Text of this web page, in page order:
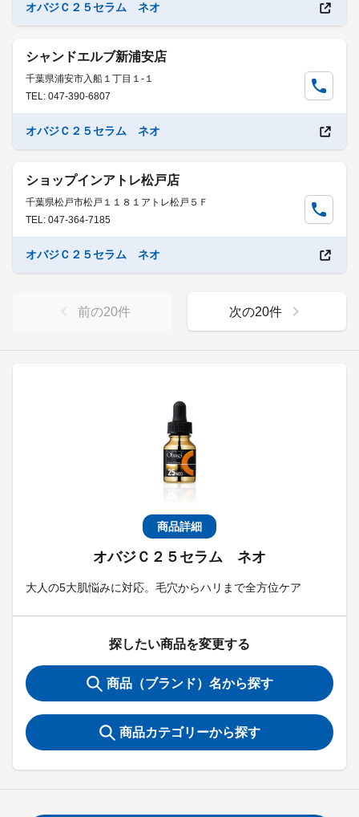
商品詳細
オバジＣ２５セラム ネオ
大人の5大肌悩みに対応。毛穴からハリまで全方位ケア
探したい商品を変更する
商品（ブランド）名から探す
商品カテゴリーから探す
オバジＣ２５セラム ネオ
シャンドエルブ新浦安店
千葉県浦安市入船１丁目１-１
TEL: 047-390-6807
オバジＣ２５セラム ネオ
ショップインアトレ松戸店
千葉県松戸市松戸１１８１アトレ松戸５Ｆ
TEL: 047-364-7185
オバジＣ２５セラム ネオ
前の20件 次の20件